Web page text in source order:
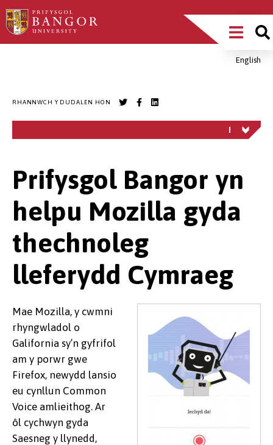
Sgipiwch
i’r
Main
MenuEnglish
RHANNWCH Y DUDALEN HON
Prifysgol Bangor yn
helpu Mozilla gyda
thechnoleg
lleferydd Cymraeg
Mae Mozilla, y cwmni
rhyngwladol o
Galifornia sy’n gyfrifol
am y porwr gwe
Firefox, newydd lansio
eu cynllun Common
Voice amlieithog. Ar
ôl cychwyn gyda
Saesneg y llynedd,